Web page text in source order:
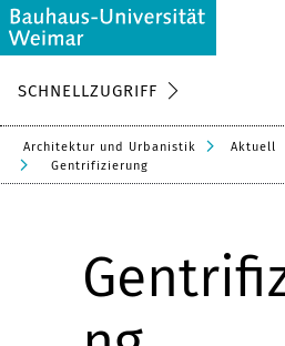
SCHNELLZUGRIFF
Architektur und Urbanistik Aktuell
Gentrifizierung